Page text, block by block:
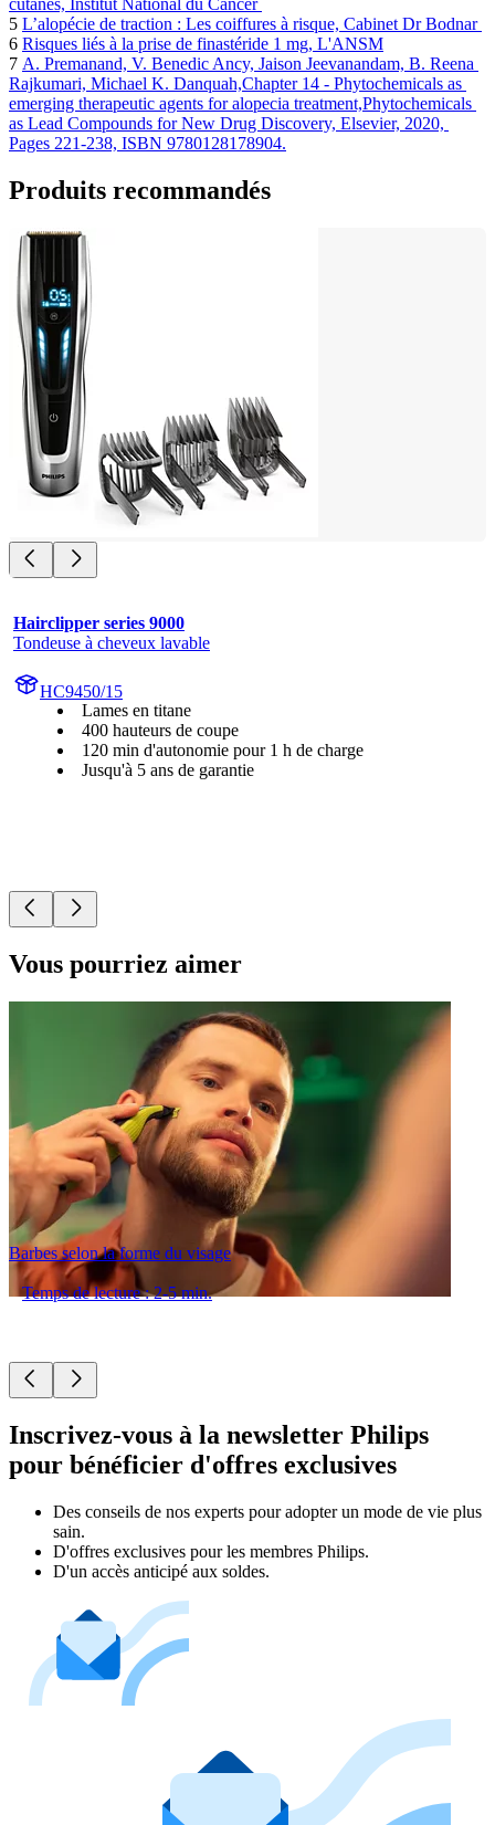
cutanés, Institut National du Cancer
5 L’alopécie de traction : Les coiffures à risque, Cabinet Dr Bodnar
6 Risques liés à la prise de finastéride 1 mg, L'ANSM
7 A. Premanand, V. Benedic Ancy, Jaison Jeevanandam, B. Reena
Rajkumari, Michael K. Danquah,Chapter 14 - Phytochemicals as
emerging therapeutic agents for alopecia treatment,Phytochemicals
as Lead Compounds for New Drug Discovery, Elsevier, 2020,
Pages 221-238, ISBN 9780128178904.
Produits recommandés
Hairclipper series 9000
Tondeuse à cheveux lavable
HC9450/15
Lames en titane
400 hauteurs de coupe
120 min d'autonomie pour 1 h de charge
Jusqu'à 5 ans de garantie
Vous pourriez aimer
Barbes selon la forme du visage
Temps de lecture : 2-5 min.
Inscrivez-vous à la newsletter Philips
pour bénéficier d'offres exclusives
Des conseils de nos experts pour adopter un mode de vie plus
sain.
D'offres exclusives pour les membres Philips.
D'un accès anticipé aux soldes.